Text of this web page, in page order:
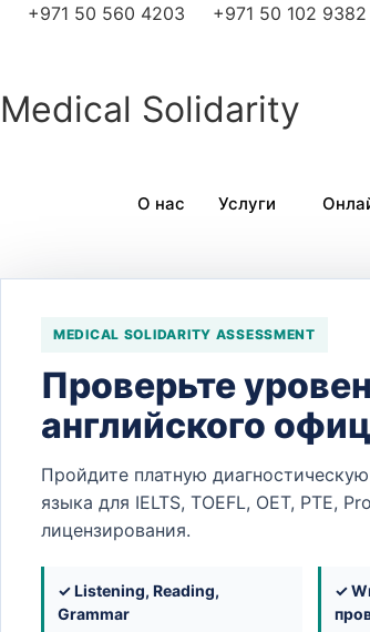
Перейти
+971 50 560 4203 +971 50 102 9382
Medical Solidarity
MEDICAL SOLIDARITY ASSESSMENT
Проверьте
английского
Пройдите платную
языка для IELTS, TOEFL, OET, PTE,
лицензирования.
✓ Listening, Reading,
Grammar
✓
О нас Услуги
2371- 3766, 2483-1000ext5 / 965 180 7777
info@alhajerypharmacy.com
Kuwait
Manqaf, Ahmadi Street, near Fahaheel,